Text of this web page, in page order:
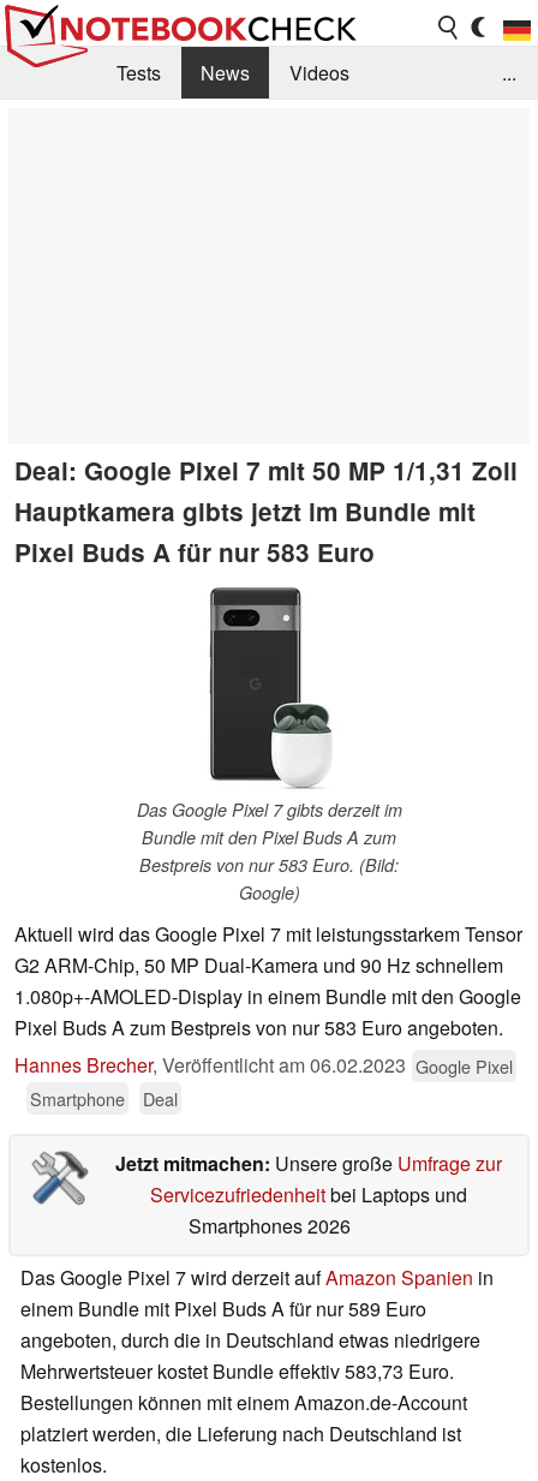
Tests News
Videos
...
Deal: Google Pixel 7 mit 50 MP 1/1,31 Zoll
Hauptkamera gibts jetzt im Bundle mit
Pixel Buds A für nur 583 Euro
Das Google Pixel 7 gibts derzeit im
Bundle mit den Pixel Buds A zum
Bestpreis von nur 583 Euro. (Bild:
Google)
Aktuell wird das Google Pixel 7 mit leistungsstarkem Tensor
G2 ARM-Chip, 50 MP Dual-Kamera und 90 Hz schnellem
1.080p+-AMOLED-Display in einem Bundle mit den Google
Pixel Buds A zum Bestpreis von nur 583 Euro angeboten.
Hannes Brecher, Veröffentlicht am06.02.2023 Google Pixel
Smartphone
Deal
Jetzt mitmachen: Unsere große Umfrage zur
Servicezufriedenheitbei Laptops und
Smartphones 2026
Das Google Pixel 7 wird derzeit aufAmazon Spanien in
einem Bundle mit Pixel Buds A für nur 589 Euro
angeboten, durch die in Deutschland etwas niedrigere
Mehrwertsteuer kostet Bundle effektiv 583,73 Euro.
Bestellungen können mit einem Amazon.de-Account
platziert werden, die Lieferung nach Deutschland ist
kostenlos.